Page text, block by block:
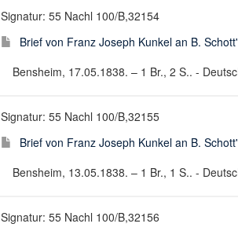
Signatur: 55 Nachl 100/B,32154
Brief von Franz Joseph Kunkel an B.
Bensheim, 17.05.1838. – 1 Br., 2 S.. -
Signatur: 55 Nachl 100/B,32155
Brief von Franz Joseph Kunkel an B.
Bensheim, 13.05.1838. – 1 Br., 1 S.. -
Signatur: 55 Nachl 100/B,32156